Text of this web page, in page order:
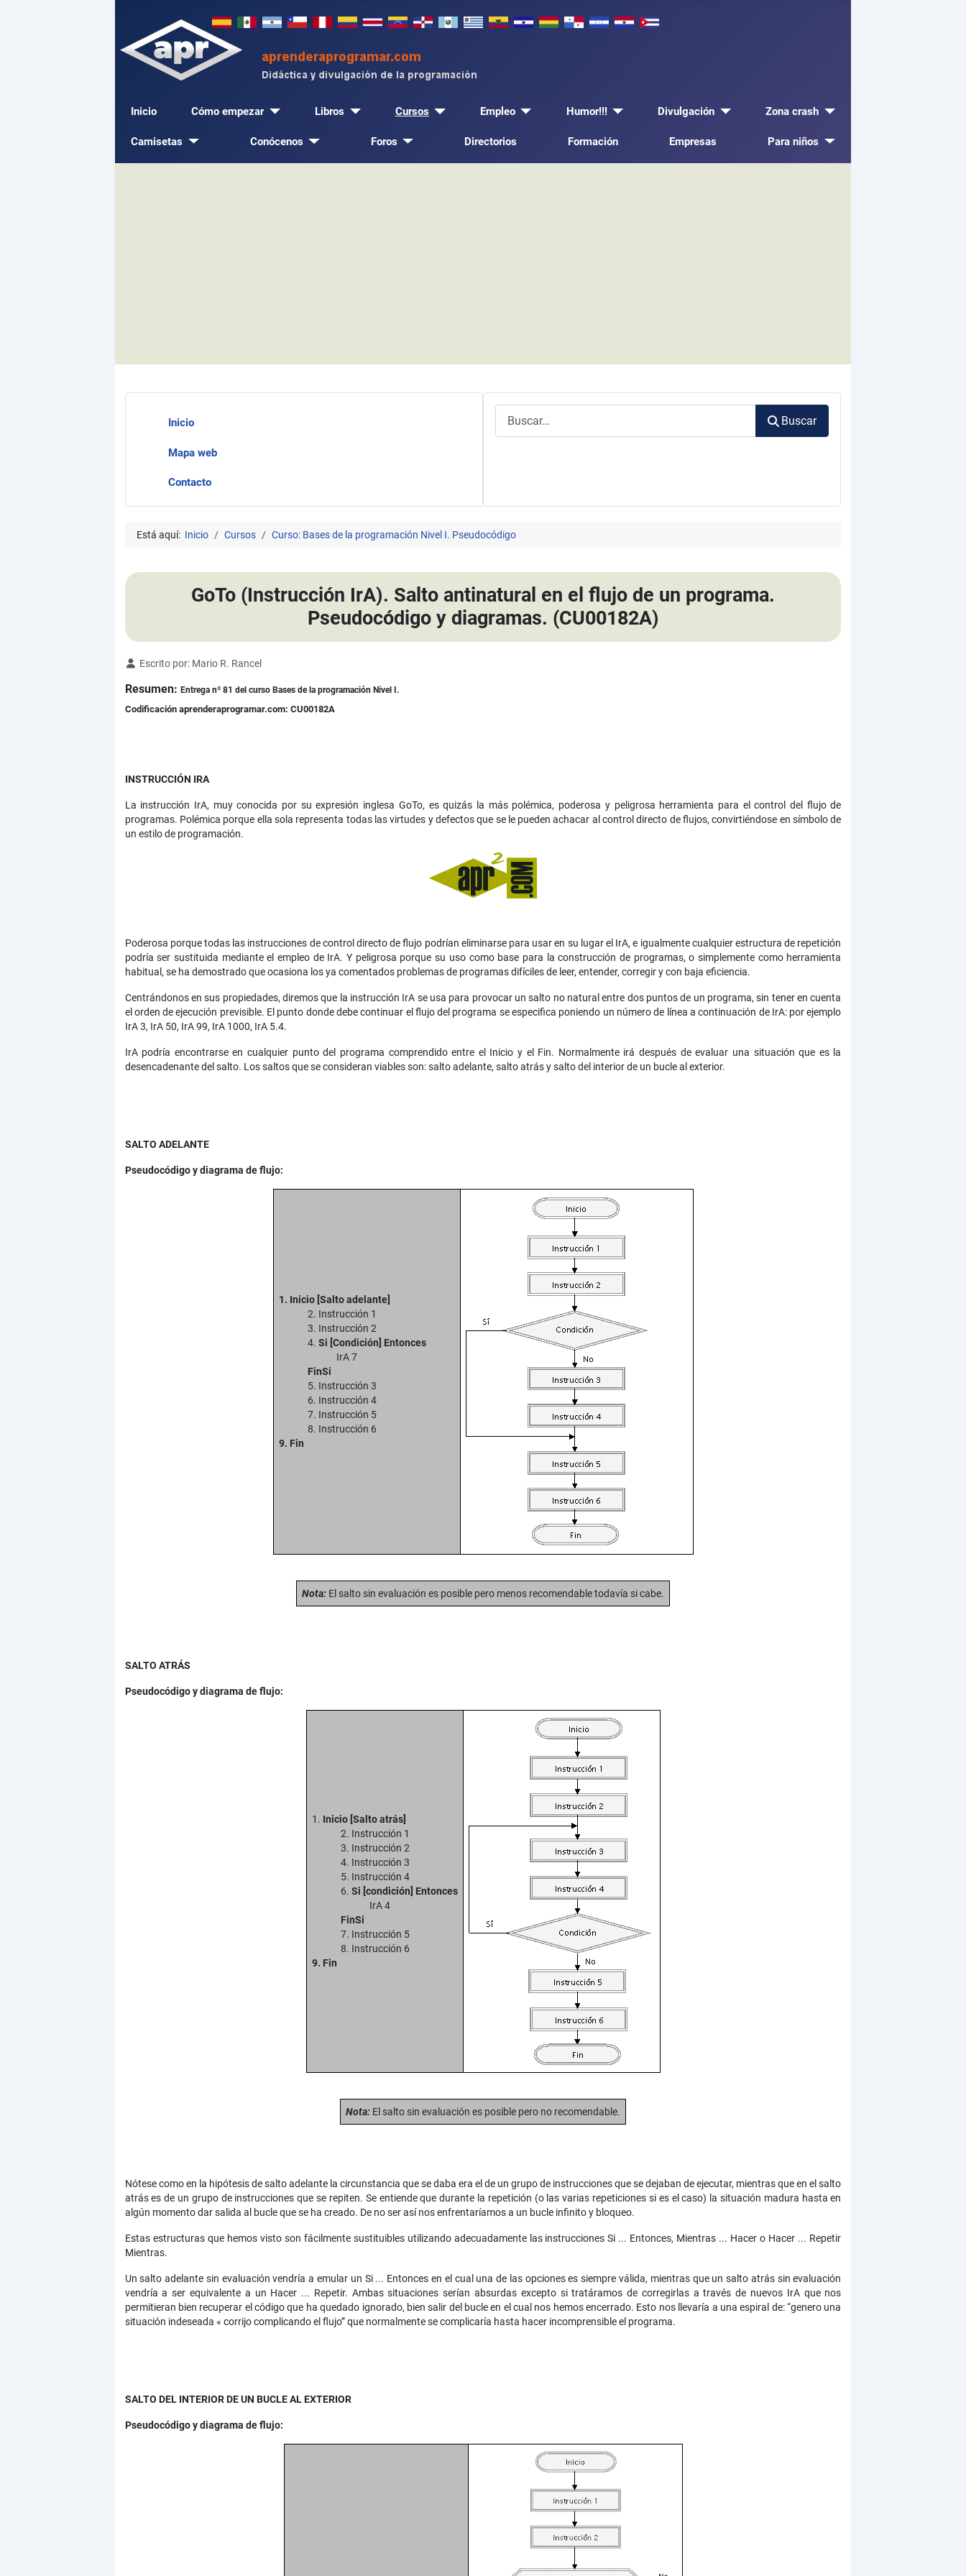
Inicio Cómo empezar Libros Cursos Empleo Humor!!! Divulgación Zona crash
Camisetas Conócenos Foros Directorios Formación Empresas Para niños
Inicio
Mapa web
Contacto
Buscar
Está aquí: Inicio Cursos Curso: Bases de la programación Nivel I. Pseudocódigo
GoTo (Instrucción IrA). Salto antinatural en el flujo de un programa.
Pseudocódigo y diagramas. (CU00182A)
Detalles
Escrito por: Mario R. Rancel
Resumen: Entrega nº 81 del curso Bases de la programación Nivel I.
Codificación aprenderaprogramar.com: CU00182A
INSTRUCCIÓN IRA
La instrucción IrA, muy conocida por su expresión inglesa GoTo, es quizás la más polémica, poderosa y peligrosa herramienta para el control del flujo de
programas. Polémica porque ella sola representa todas las virtudes y defectos que se le pueden achacar al control directo de flujos, convirtiéndose en símbolo de
un estilo de programación.
Poderosa porque todas las instrucciones de control directo de flujo podrían eliminarse para usar en su lugar el IrA, e igualmente cualquier estructura de repetición
podría ser sustituida mediante el empleo de IrA. Y peligrosa porque su uso como base para la construcción de programas, o simplemente como herramienta
habitual, se ha demostrado que ocasiona los ya comentados problemas de programas difíciles de leer, entender, corregir y con baja eficiencia.
Centrándonos en sus propiedades, diremos que la instrucción IrA se usa para provocar un salto no natural entre dos puntos de un programa, sin tener en cuenta
el orden de ejecución previsible. El punto donde debe continuar el flujo del programa se especifica poniendo un número de línea a continuación de IrA: por ejemplo
IrA 3, IrA 50, IrA 99, IrA 1000, IrA 5.4.
IrA podría encontrarse en cualquier punto del programa comprendido entre el Inicio y el Fin. Normalmente irá después de evaluar una situación que es la
desencadenante del salto. Los saltos que se consideran viables son: salto adelante, salto atrás y salto del interior de un bucle al exterior.
SALTO ADELANTE
Pseudocódigo y diagrama de flujo:
1. Inicio [Salto adelante]
2. Instrucción 1
3. Instrucción 2
4. Si [Condición] Entonces
IrA 7
FinSi
5. Instrucción 3
6. Instrucción 4
7. Instrucción 5
8. Instrucción 6
9. Fin
Nota: El salto sin evaluación es posible pero menos recomendable todavía si cabe.
SALTO ATRÁS
Pseudocódigo y diagrama de flujo:
1. Inicio [Salto atrás]
2. Instrucción 1
3. Instrucción 2
4. Instrucción 3
5. Instrucción 4
6. Si [condición] Entonces
IrA 4
FinSi
7. Instrucción 5
8. Instrucción 6
9. Fin
Nota: El salto sin evaluación es posible pero no recomendable.
Nótese como en la hipótesis de salto adelante la circunstancia que se daba era el de un grupo de instrucciones que se dejaban de ejecutar, mientras que en el salto
atrás es de un grupo de instrucciones que se repiten. Se entiende que durante la repetición (o las varias repeticiones si es el caso) la situación madura hasta en
algún momento dar salida al bucle que se ha creado. De no ser así nos enfrentaríamos a un bucle infinito y bloqueo.
Estas estructuras que hemos visto son fácilmente sustituibles utilizando adecuadamente las instrucciones Si ... Entonces, Mientras ... Hacer o Hacer ... Repetir
Mientras.
Un salto adelante sin evaluación vendría a emular un Si ... Entonces en el cual una de las opciones es siempre válida, mientras que un salto atrás sin evaluación
vendría a ser equivalente a un Hacer ... Repetir. Ambas situaciones serían absurdas excepto si tratáramos de corregirlas a través de nuevos IrA que nos
permitieran bien recuperar el código que ha quedado ignorado, bien salir del bucle en el cual nos hemos encerrado. Esto nos llevaría a una espiral de: “genero una
situación indeseada « corrijo complicando el flujo” que normalmente se complicaría hasta hacer incomprensible el programa.
SALTO DEL INTERIOR DE UN BUCLE AL EXTERIOR
Pseudocódigo y diagrama de flujo: